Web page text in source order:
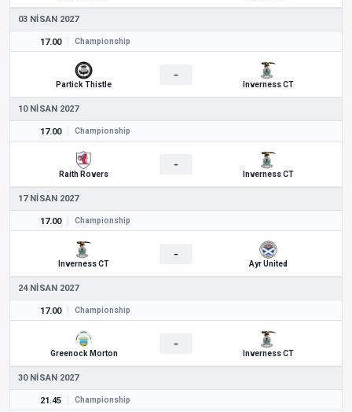
03 NISAN 2027
17.00 Championship
Partick Thistle
-
Inverness CT
10 NISAN 2027
17.00 Championship
Raith Rovers
-
Inverness CT
17 NISAN 2027
17.00 Championship
Inverness CT
-
Ayr United
24 NISAN 2027
17.00 Championship
Greenock Morton
-
Inverness CT
30 NISAN 2027
21.45 Championship